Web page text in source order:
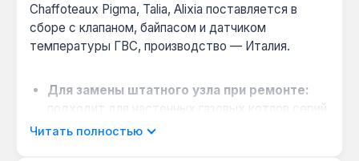
Chaffoteaux Pigma, Talia, Alixia поставляется в
сборе с клапаном, байпасом и датчиком
температуры ГВС, производство — Италия.
Для замены штатного узла при ремонте:
подходит для настенных газовых котлов серий
Chaffoteaux Pigma, Talia, Alixia — точное
Читать полностью